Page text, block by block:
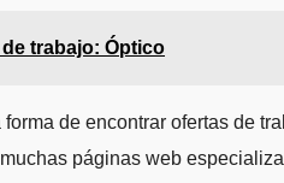
trabajo: Óptico
forma de encontrar ofertas de
páginas web